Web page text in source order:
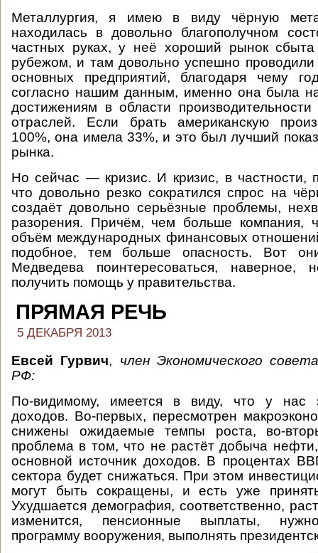
Металлургия, я имею в виду чёрную
находилась в довольно благополучном
частных руках, у неё хороший рынок
рубежом, и там довольно успешно проводили
основных предприятий, благодаря чему
согласно нашим данным, именно она была
достижениям в области
отраслей. Если брать американскую
100%, она имела 33%, и это был лучший
рынка.
Но сейчас — кризис. И кризис, в частности,
что довольно резко сократился спрос на
создаёт довольно серьёзные проблемы,
разорения. Причём, чем больше компания,
объём международных финансовых
подобное, тем больше опасность. Вот
Медведева поинтересоваться,
получить помощь у правительства.
ПРЯМАЯ РЕЧЬ
5 ДЕКАБРЯ 2013
Евсей Гурвич, член Экономического
РФ:
По-видимому, имеется в виду, что у нас
доходов. Во-первых, пересмотрен
снижены ожидаемые темпы роста, во-
проблема в том, что не растёт добыча
основной источник доходов. В процентах
сектора будет снижаться. При этом
могут быть сокращены, и есть уже
Ухудшается демография, соответственно,
изменится, пенсионные выплаты,
программу вооружения, выполнять